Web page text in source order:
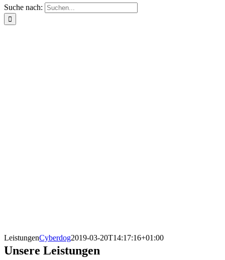
Suche nach:
LeistungenCyberdog2019-03-20T14:17:16+01:00
Unsere Leistungen